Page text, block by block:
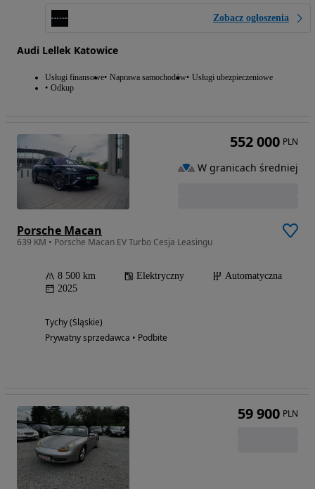
Zobacz ogłoszenia
Audi Lellek Katowice
Usługi finansowe Naprawa samochodów Usługi ubezpieczeniowe
Odkup
Porsche Macan
639 KM • Porsche Macan EV Turbo Cesja Leasingu
8 500 km Elektryczny
Automatyczna
2025
Tychy (Śląskie)
Prywatny sprzedawca • Podbite
552 000 PLN
W granicach średniej
59 900 PLN